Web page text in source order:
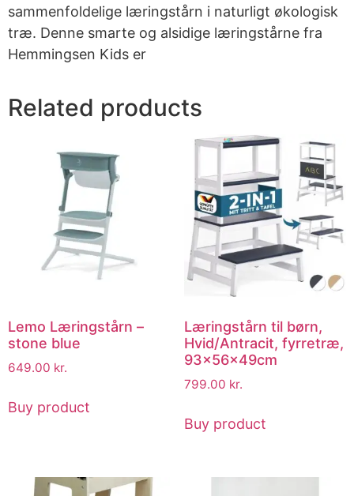
sammenfoldelige læringstårn i naturligt økologisk
træ. Denne smarte og alsidige læringstårne fra
Hemmingsen Kids er
Related products
Lemo Læringstårn –
stone blue
649.00 kr.
Buy product
Læringstårn til børn,
Hvid/Antracit, fyrretræ,
93x56x49cm
799.00 kr.
Buy product